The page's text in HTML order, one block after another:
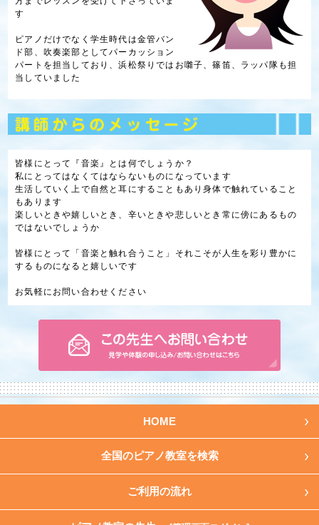
す
ピアノだけでなく学生時代は金管バン
ド部、吹奏楽部としてパーカッション
パートを担当しており、浜松祭りではお囃子、篠笛、ラッパ隊も担
当していました
皆様にとって『音楽』とは何でしょうか？
私にとってはなくてはならないものになっています
生活していく上で自然と耳にすることもあり身体で触れていること
もあります
楽しいときや嬉しいとき、辛いときや悲しいとき常に傍にあるもの
ではないでしょうか
皆様にとって「音楽と触れ合うこと」それこそが人生を彩り豊かに
するものになると嬉しいです
お気軽にお問い合わせください
HOME
全国のピアノ教室を検索
ご利用の流れ